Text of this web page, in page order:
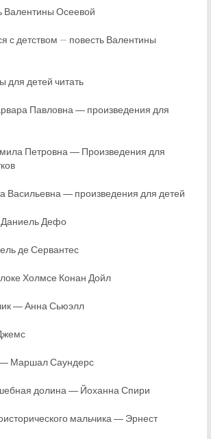
Валентины Осеевой
с детством — повесть Валентины
для детей читать
Павловна ― произведения для
Петровна ― Произведения для
Васильевна ― произведения для детей
Даниель Дефо
де Сервантес
Холмсе Конан Дойл
― Анна Сьюэлл
Маршал Саундерс
долина ― Йоханна Спири
мальчика ― Эрнест